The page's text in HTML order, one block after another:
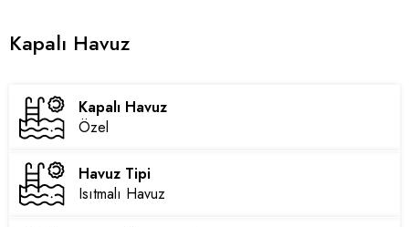
Kapalı Havuz
Kapalı Havuz
Özel
Havuz Tipi
Isıtmalı Havuz